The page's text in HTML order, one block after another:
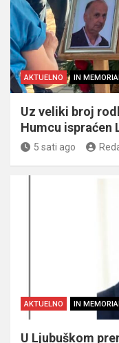
AKTUELNO IN
Uz veliki broj
Humcu ispraćen
5 sati ago
AKTUELNO IN
U Ljubuškom